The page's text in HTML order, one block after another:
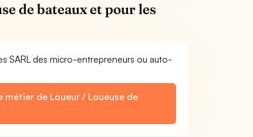
de bateaux et pour les
SARL des micro-entrepreneurs ou auto-
de Loueur / Loueuse de